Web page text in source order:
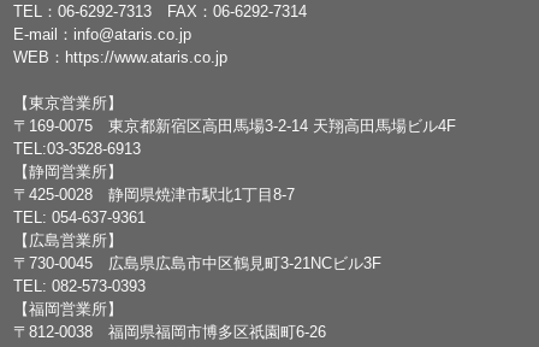
TEL：06-6292-7313 FAX：06-6292-7314
E-mail： info@ataris.co.jp
WEB： https://www.ataris.co.jp
【東京営業所】
〒169-0075 東京都新宿区高田馬場3-2-14 天翔高田馬場ビル4F
TEL:03-3528-6913
【静岡営業所】
〒425-0028 静岡県焼津市駅北1丁目8-7
TEL: 054-637-9361
【広島営業所】
〒730-0045 広島県広島市中区鶴見町3-21NCビル3F
TEL: 082-573-0393
【福岡営業所】
〒812-0038 福岡県福岡市博多区祇園町6-26